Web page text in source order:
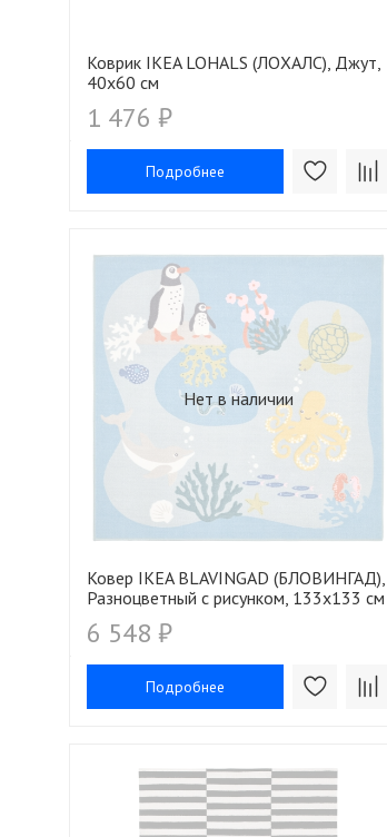
Коврик IKEA LOHALS (ЛОХАЛС), Джут,
40х60 см
1 476 ₽
Подробнее
Нет в наличии
Ковер IKEA BLAVINGAD (БЛОВИНГАД),
Разноцветный с рисунком, 133x133 см
6 548 ₽
Подробнее